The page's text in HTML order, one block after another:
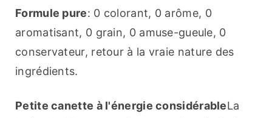
Formule pure: 0 colorant, 0 arôme, 0
aromatisant, 0 grain, 0 amuse-gueule, 0
conservateur, retour à la vraie nature des
ingrédients.
Petite canette à l'énergie considérableLa